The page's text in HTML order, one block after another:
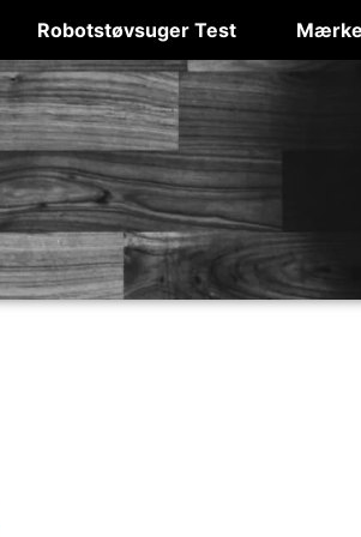
Robotstøvsuger Test